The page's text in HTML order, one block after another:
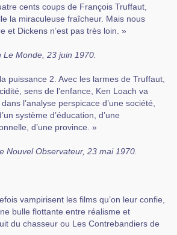
cents coups de François Truffaut,
la miraculeuse fraîcheur. Mais nous
et Dickens n’est pas très loin. »
Monde, 23 juin 1970.
puissance 2. Avec les larmes de Truffaut,
sens de l’enfance, Ken Loach va
l’analyse perspicace d’une société,
système d’éducation, d’une
d’une province. »
Nouvel Observateur, 23 mai 1970.
vampirisent les films qu’on leur confie,
bulle flottante entre réalisme et
du chasseur ou Les Contrebandiers de